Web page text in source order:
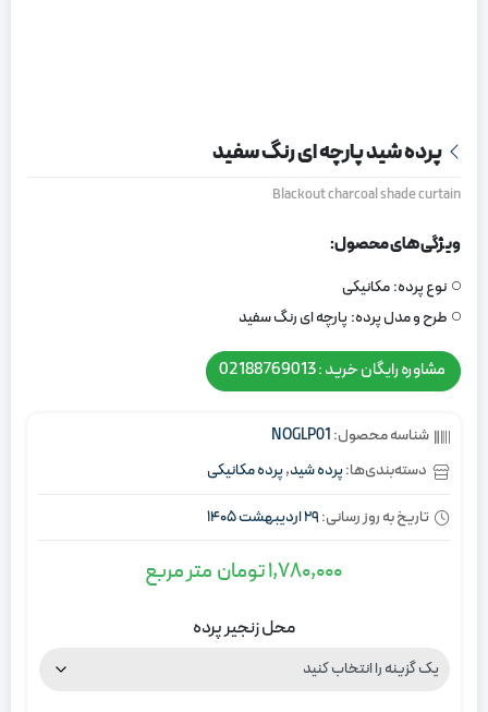
پرده شید پارچه ای رنگ سفید
Blackout charcoal shade curtain
ویژگی های محصول:
نوع پرده:مکانیکی
طرح و مدل پرده:پارچه ای رنگ سفید
مشاوره رایگان خرید : 02188769013
شناسه محصول:NOGLP01
دسته‌بندی‌ها:پرده شید,پرده مکانیکی
تاریخ به روز رسانی:29 اردیبهشت 1405
1,780,000تومان متر مربع
محل زنجیر پرده